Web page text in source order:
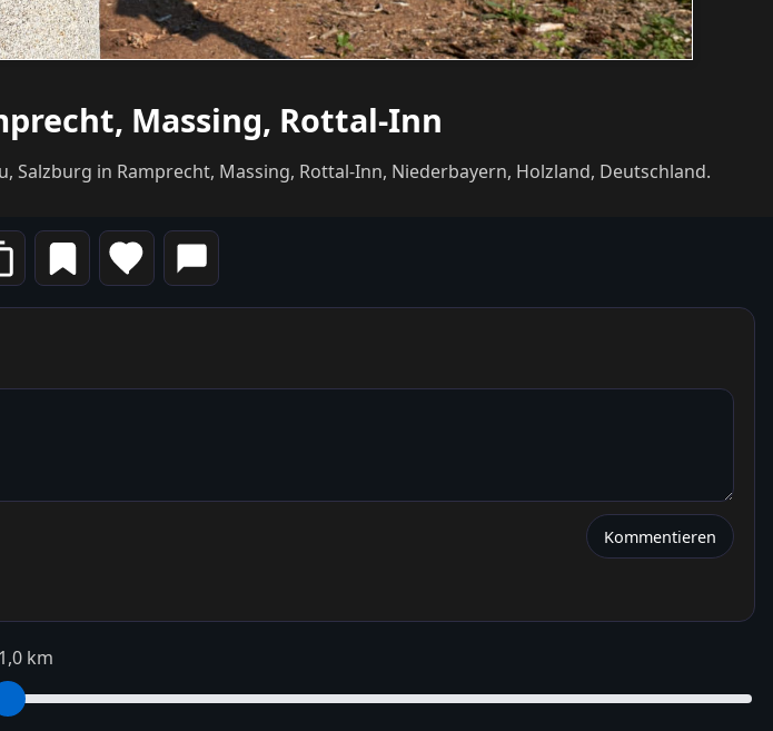
Massing, Rottal-Inn
Salzburg in Ramprecht, Massing, Rottal-Inn, Niederbayern, Holzland, Deutschland.
Kommentieren
1,0 km